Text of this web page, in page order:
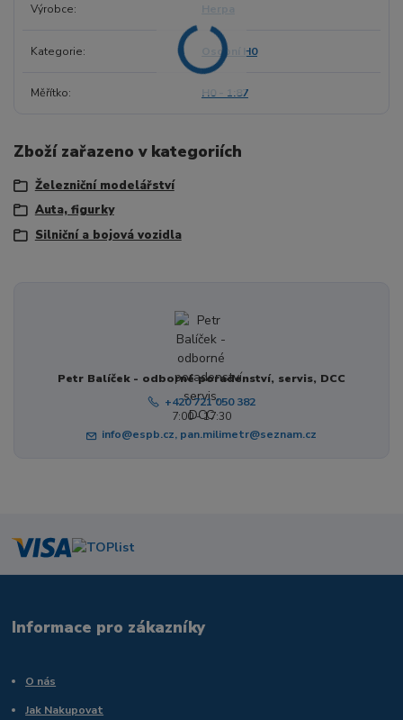
Výrobce
Kategorie Osobní H0
Měřítko H0 - 1:87
Zboží zařazeno v kategoriích
Železniční modelářství
Auta, figurky
Silniční a bojová vozidla
Petr Balíček - odborné poradenství, servis, DCC
+420 721 050 382
7:00 - 17:30
info@espb.cz, pan.milimetr@seznam.cz
Informace pro zákazníky
O nás
Jak Nakupovat